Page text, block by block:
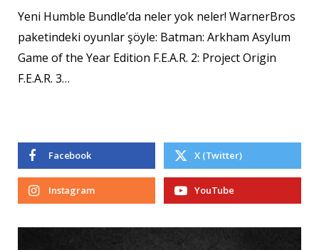
Yeni Humble Bundle’da neler yok neler! WarnerBros
paketindeki oyunlar şöyle: Batman: Arkham Asylum
Game of the Year Edition F.E.A.R. 2: Project Origin
F.E.A.R. 3…
Facebook X (Twitter)
Instagram YouTube